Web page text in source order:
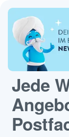
Jede